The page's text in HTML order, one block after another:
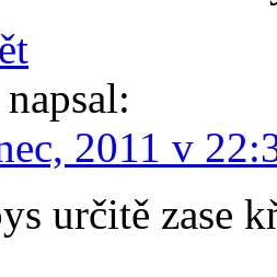
napsal:
2011 v
určitě zase